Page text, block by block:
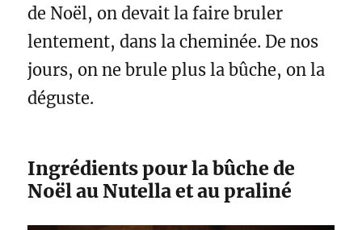
de Noël, on devait la faire bruler
lentement, dans la cheminée. De nos
jours, on ne brule plus la bûche, on la
déguste.
Ingrédients pour la bûche de
Noël au Nutella et au praliné